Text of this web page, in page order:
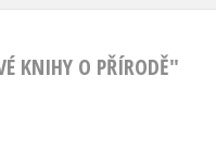
KNIHY O PŘÍRODĚ"